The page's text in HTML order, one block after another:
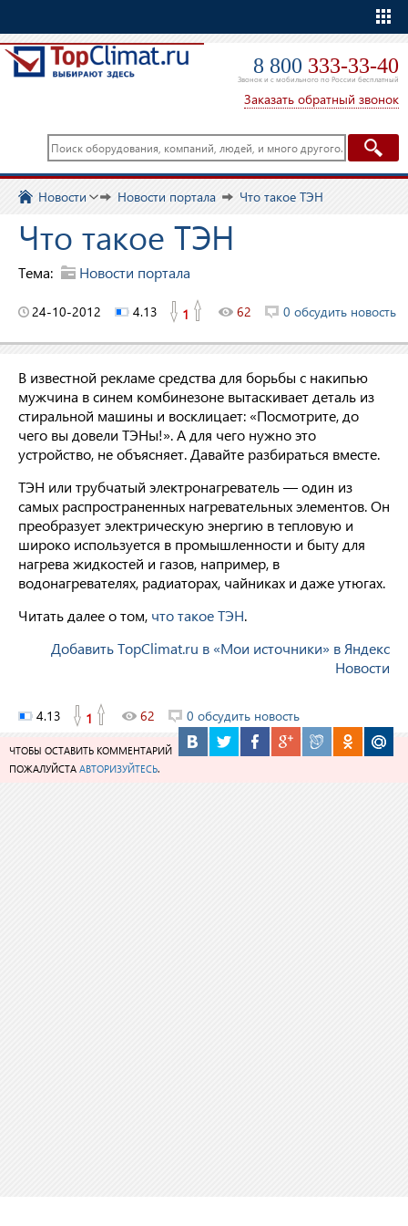
8 800 333-33-40
Звонок и с мобильного по России бесплатный
Заказать обратный звонок
Новости Новости портала Что такое ТЭН
Что такое ТЭН
Тема: Новости портала
24-10-2012 4.13 1 62 0 обсудить новость
В известной рекламе средства для борьбы с накипью
мужчина в синем комбинезоне вытаскивает деталь из
стиральной машины и восклицает: «Посмотрите, до
чего вы довели ТЭНы!». А для чего нужно это
устройство, не объясняет. Давайте разбираться вместе.
ТЭН или трубчатый электронагреватель — один из
самых распространенных нагревательных элементов. Он
преобразует электрическую энергию в тепловую и
широко используется в промышленности и быту для
нагрева жидкостей и газов, например, в
водонагревателях, радиаторах, чайниках и даже утюгах.
Читать далее о том, что такое ТЭН.
Добавить TopClimat.ru в «Мои источники» в Яндекс
Новости
4.13 1 62 0 обсудить новость
ЧТОБЫ ОСТАВИТЬ КОММЕНТАРИЙ
ПОЖАЛУЙСТА АВТОРИЗУЙТЕСЬ.